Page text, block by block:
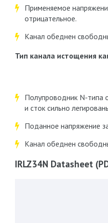
Применяемое
отрицательное.
Канал обеднен
Тип канала истощения
Полупроводник N-типа
и сток сильно
Поданное напряжение
Канал обеднен
IRLZ34N Datasheet